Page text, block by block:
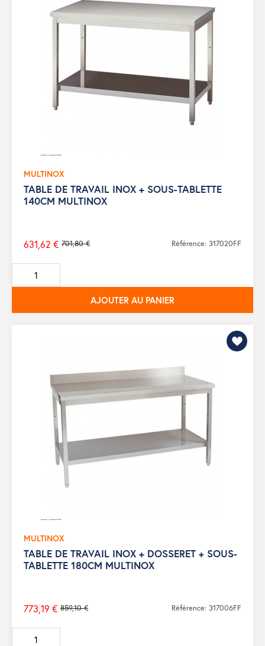
MULTINOX
TABLE DE TRAVAIL INOX + SOUS-TABLETTE
140CM MULTINOX
Prix
de
base
701,80 €
631,62 € Référence: 317020FF
AJOUTER AU PANIER
MULTINOX
TABLE DE TRAVAIL INOX + DOSSERET + SOUS-
TABLETTE 180CM MULTINOX
Prix
de
859,10 €
773,19 € Référence: 317006FF